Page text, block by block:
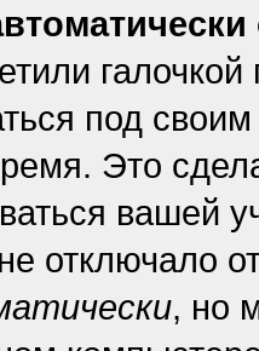
галочкой
под
Это
вашей
отключало
, но